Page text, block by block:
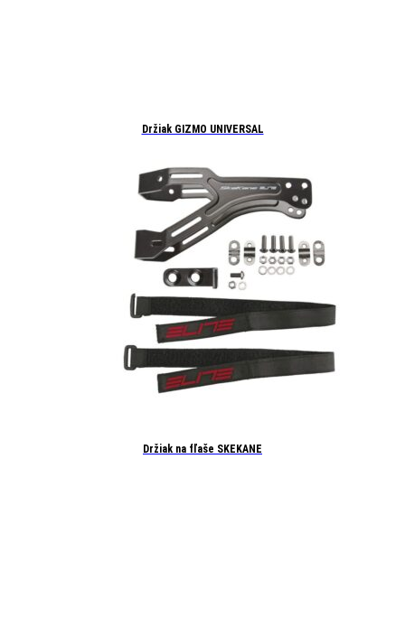
Držiak GIZMO UNIVERSAL
Držiak na fľaše SKEKANE